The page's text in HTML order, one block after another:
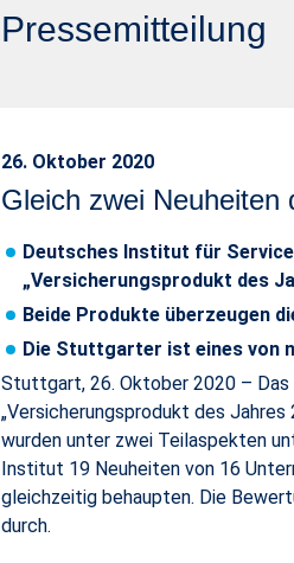
Pressemitteilung
26. Oktober 2020
Gleich zwei Neuheiten
Deutsches Institut für
„Versicherungsprodukt des
Beide Produkte überzeugen
Die Stuttgarter ist eines von
Stuttgart, 26. Oktober 2020 –
„Versicherungsprodukt des
wurden unter zwei Teilaspekten
Institut 19 Neuheiten von 16
gleichzeitig behaupten. Die
durch.